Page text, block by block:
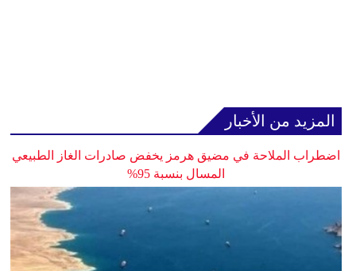
المزيد من الأخبار
اضطراب الملاحة في مضيق هرمز يخفض صادرات الغاز الطبيعي
المسال بنسبة 95%